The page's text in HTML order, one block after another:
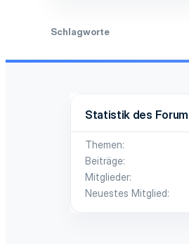
Schlagworte
Statistik des
Themen
Beiträge
Mitglieder
Neuestes Mitglied